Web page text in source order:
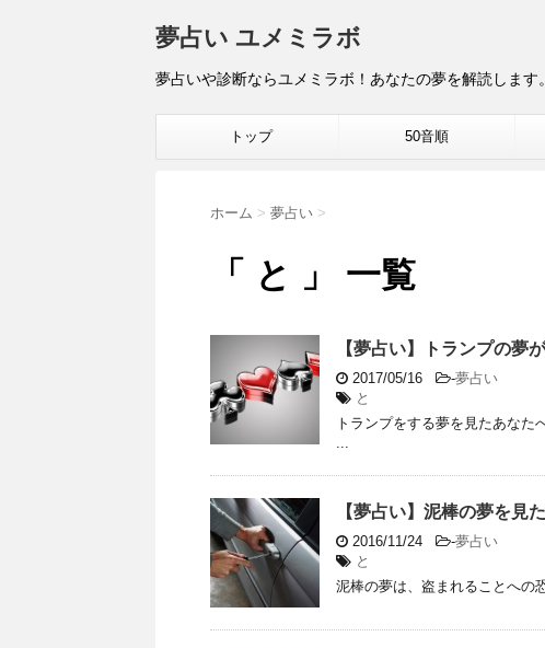
夢占い ユメミラボ
夢占いや診断ならユメミラボ！あなたの夢を解読します。
トップ 50音順
ホーム > 夢占い >
「 と 」 一覧
【夢占い】トランプの夢
2017/05/16 -夢占い
と
トランプをする夢を見たあなた
【夢占い】泥棒の夢を見
2016/11/24 -夢占い
と
泥棒の夢は、盗まれることへの